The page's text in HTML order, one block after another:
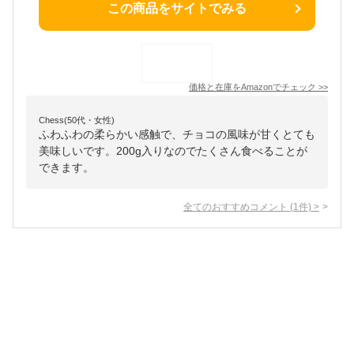
この商品をサイトでみる
価格と在庫をAmazonでチェック >>
Chess(50代・女性)
ふわふわの柔らかい感触で、チョコの風味が甘くとても
美味しいです。200g入りなのでたくさん食べることが
できます。
全てのおすすめコメント (1 件) >